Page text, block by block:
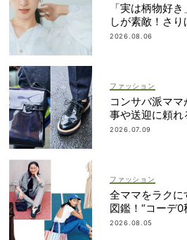
「実は柄物好
しが素敵！さ
分
2026.08.06
ファッション
コンサバ派マ
事や送迎に頼れ
2026.07.09
ファッション
全ママをラクに
図鑑！“コーデ0
プetc.
2026.08.05